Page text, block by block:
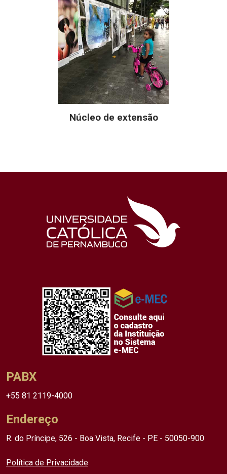
Núcleo de extensão
PABX
+55 81 2119-4000
Endereço
R. do Príncipe, 526 - Boa Vista, Recife - PE - 50050-900
Política de Privacidade